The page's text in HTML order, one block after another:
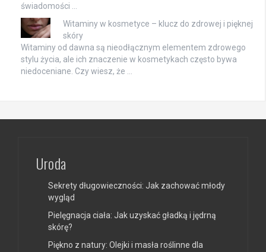
świadomości …
Witaminy w kosmetyce – klucz do zdrowej i pięknej
skóry
Witaminy od dawna są nieodłącznym elementem zdrowego
stylu życia, ale ich znaczenie w kosmetykach często bywa
niedoceniane. Czy wiesz, że …
Uroda
Sekrety długowieczności: Jak zachować młody
wygląd
Pielęgnacja ciała: Jak uzyskać gładką i jędrną
skórę?
Piękno z natury: Olejki i masła roślinne dla